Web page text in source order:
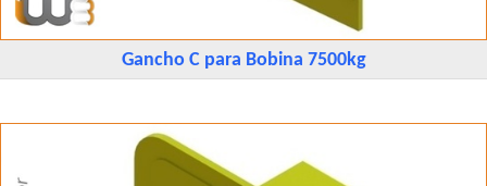
Gancho C para Bobina 7500kg